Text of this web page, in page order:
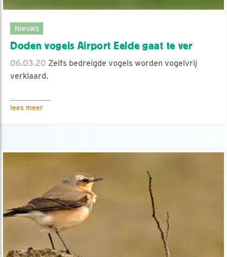
Nieuws
Doden vogels Airport Eelde gaat te ver
06.03.20 Zelfs bedreigde vogels worden vogelvrij
verklaard.
lees meer